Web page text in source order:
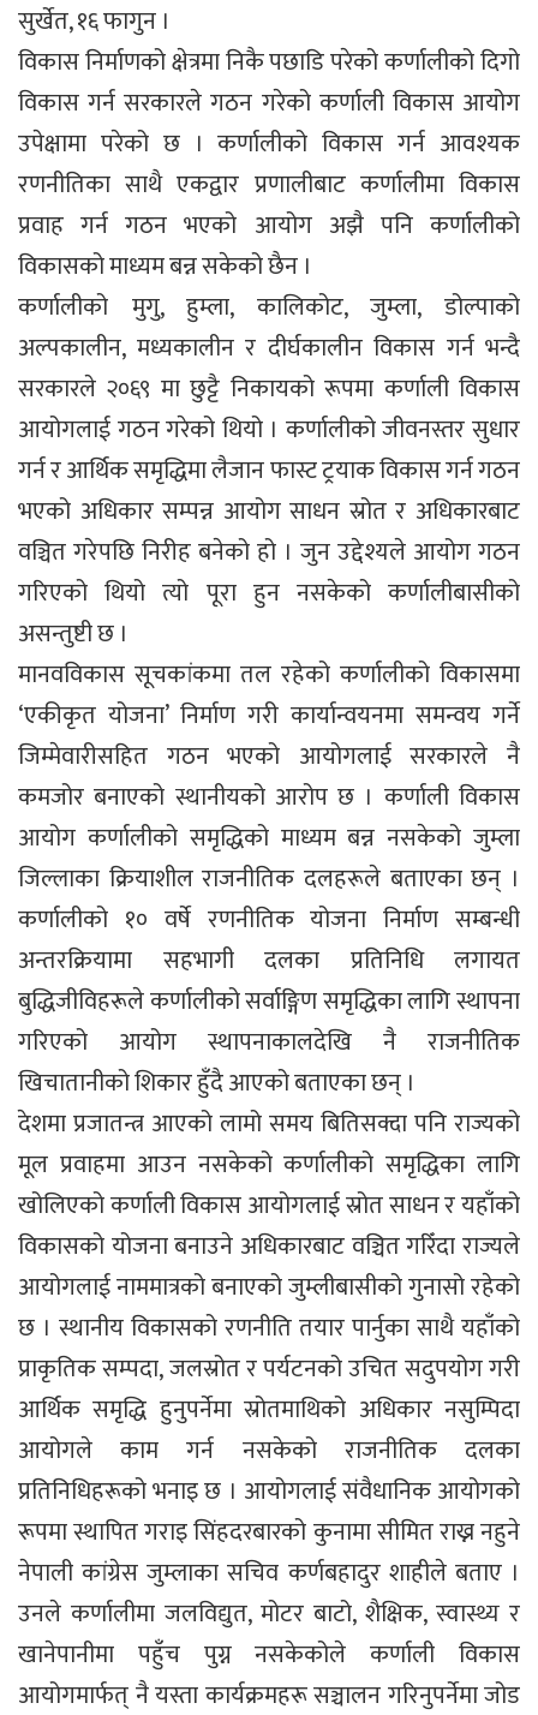
सुर्खेत, १६ फागुन ।
विकास निर्माणको क्षेत्रमा निकै पछाडि परेको कर्णालीको दिगो
विकास गर्न सरकारले गठन गरेको कर्णाली विकास आयोग
उपेक्षामा परेको छ । कर्णालीको विकास गर्न आवश्यक
रणनीतिका साथै एकद्वार प्रणालीबाट कर्णालीमा विकास
प्रवाह गर्न गठन भएको आयोग अझै पनि कर्णालीको
विकासको माध्यम बन्न सकेको छैन ।
कर्णालीको मुगु, हुम्ला, कालिकोट, जुम्ला, डोल्पाको
अल्पकालीन, मध्यकालीन र दीर्घकालीन विकास गर्न भन्दै
सरकारले २०६९ मा छुट्टै निकायको रूपमा कर्णाली विकास
आयोगलाई गठन गरेको थियो । कर्णालीको जीवनस्तर सुधार
गर्न र आर्थिक समृद्धिमा लैजान फास्ट ट्रयाक विकास गर्न गठन
भएको अधिकार सम्पन्न आयोग साधन स्रोत र अधिकारबाट
वञ्चित गरेपछि निरीह बनेको हो । जुन उद्देश्यले आयोग गठन
गरिएको थियो त्यो पूरा हुन नसकेको कर्णालीबासीको
असन्तुष्टी छ ।
मानवविकास सूचकांकमा तल रहेको कर्णालीको विकासमा
‘एकीकृत योजना’ निर्माण गरी कार्यान्वयनमा समन्वय गर्ने
जिम्मेवारीसहित गठन भएको आयोगलाई सरकारले नै
कमजोर बनाएको स्थानीयको आरोप छ । कर्णाली विकास
आयोग कर्णालीको समृद्धिको माध्यम बन्न नसकेको जुम्ला
जिल्लाका क्रियाशील राजनीतिक दलहरूले बताएका छन् ।
कर्णालीको १० वर्षे रणनीतिक योजना निर्माण सम्बन्धी
अन्तरक्रियामा सहभागी दलका प्रतिनिधि लगायत
बुद्धिजीविहरूले कर्णालीको सर्वाङ्गिण समृद्धिका लागि स्थापना
गरिएको आयोग स्थापनाकालदेखि नै राजनीतिक
खिचातानीको शिकार हुँदै आएको बताएका छन् ।
देशमा प्रजातन्त्र आएको लामो समय बितिसक्दा पनि राज्यको
मूल प्रवाहमा आउन नसकेको कर्णालीको समृद्धिका लागि
खोलिएको कर्णाली विकास आयोगलाई स्रोत साधन र यहाँको
विकासको योजना बनाउने अधिकारबाट वञ्चित गरिँदा राज्यले
आयोगलाई नाममात्रको बनाएको जुम्लीबासीको गुनासो रहेको
छ । स्थानीय विकासको रणनीति तयार पार्नुका साथै यहाँको
प्राकृतिक सम्पदा, जलस्रोत र पर्यटनको उचित सदुपयोग गरी
आर्थिक समृद्धि हुनुपर्नेमा स्रोतमाथिको अधिकार नसुम्पिदा
आयोगले काम गर्न नसकेको राजनीतिक दलका
प्रतिनिधिहरूको भनाइ छ । आयोगलाई संवैधानिक आयोगको
रूपमा स्थापित गराइ सिंहदरबारको कुनामा सीमित राख्न नहुने
नेपाली कांग्रेस जुम्लाका सचिव कर्णबहादुर शाहीले बताए ।
उनले कर्णालीमा जलविद्युत, मोटर बाटो, शैक्षिक, स्वास्थ्य र
खानेपानीमा पहुँच पुग्न नसकेकोले कर्णाली विकास
आयोगमार्फत् नै यस्ता कार्यक्रमहरू सञ्चालन गरिनुपर्नेमा जोड